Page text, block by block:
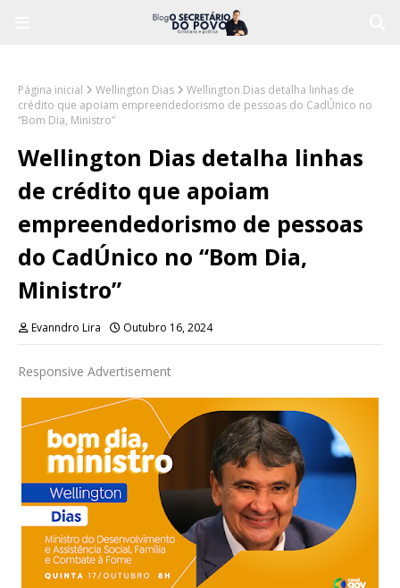
Página inicial Wellington Dias
Wellington Dias detalha linhas de
crédito que apoiam empreendedorismo de pessoas do CadÚnico no
“Bom Dia, Ministro”
Wellington Dias detalha linhas
de crédito que apoiam
empreendedorismo de pessoas
do CadÚnico no “Bom Dia,
Ministro”
Evanndro Lira Outubro 16, 2024
Responsive Advertisement